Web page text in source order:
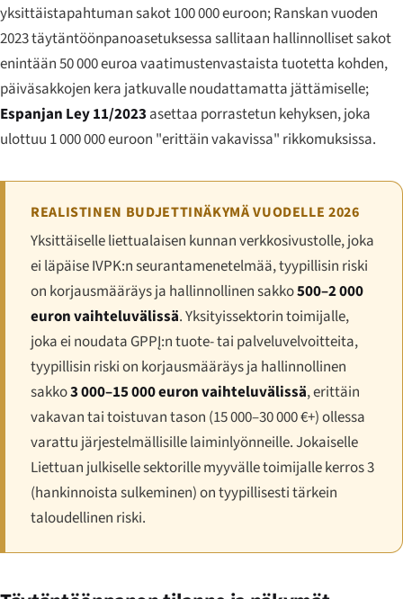
yksittäistapahtuman sakot 100 000 euroon; Ranskan vuoden
2023 täytäntöönpanoasetuksessa sallitaan hallinnolliset sakot
enintään 50 000 euroa vaatimustenvastaista tuotetta kohden,
päiväsakkojen kera jatkuvalle noudattamatta jättämiselle;
Espanjan Ley 11/2023 asettaa porrastetun kehyksen, joka
ulottuu 1 000 000 euroon "erittäin vakavissa" rikkomuksissa.
REALISTINEN BUDJETTINÄKYMÄ VUODELLE 2026
Yksittäiselle liettualaisen kunnan verkkosivustolle, joka
ei läpäise IVPK:n seurantamenetelmää, tyypillisin riski
on korjausmääräys ja hallinnollinen sakko500–2 000
euron vaihteluvälissä. Yksityissektorin toimijalle,
joka ei noudata GPPĮ:n tuote- tai palveluvelvoitteita,
tyypillisin riski on korjausmääräys ja hallinnollinen
sakko3 000–15 000 euron vaihteluvälissä, erittäin
vakavan tai toistuvan tason (15 000–30 000 €+) ollessa
varattu järjestelmällisille laiminlyönneille. Jokaiselle
Liettuan julkiselle sektorille myyvälle toimijalle kerros 3
(hankinnoista sulkeminen) on tyypillisesti tärkein
taloudellinen riski.